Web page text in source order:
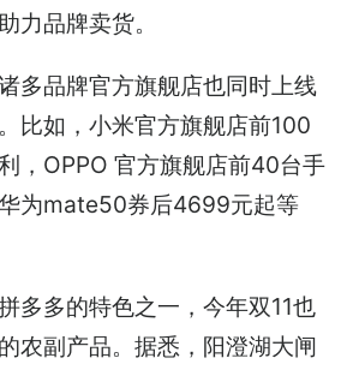
力品牌卖货。
多品牌官方旗舰店也同时上线
比如，小米官方旗舰店前100
，OPPO 官方旗舰店前40台手
为mate50券后4699元起等
多多的特色之一，今年双11也
农副产品。据悉，阳澄湖大闸